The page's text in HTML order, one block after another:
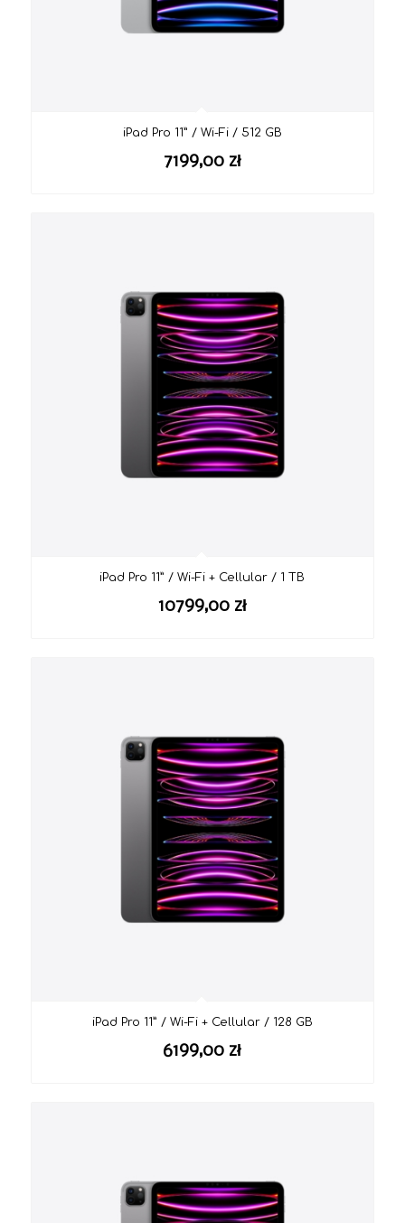
iPad Pro 11” / Wi-Fi / 512 GB
7199,00 zł
iPad Pro 11” / Wi-Fi + Cellular / 1 TB
10799,00 zł
iPad Pro 11” / Wi-Fi + Cellular / 128 GB
6199,00 zł